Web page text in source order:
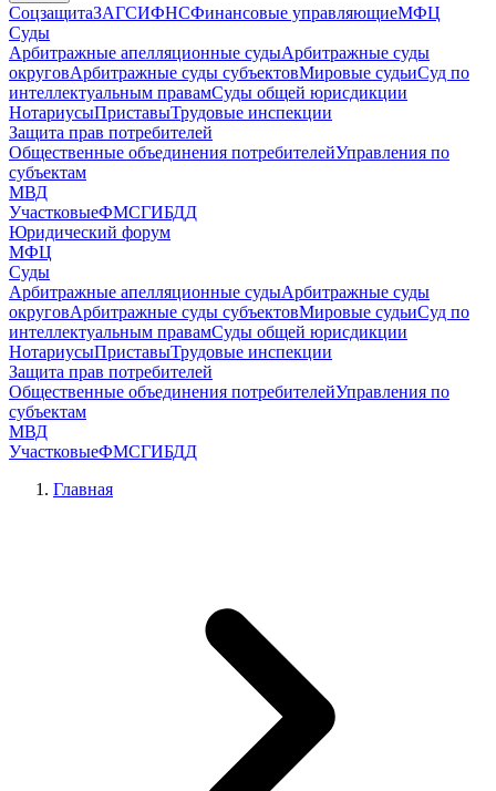
СоцзащитаЗАГСИФНСФинансовые управляющиеМФЦ
Суды
Арбитражные апелляционные судыАрбитражные суды
округовАрбитражные суды субъектовМировые судьиСуд по
интеллектуальным правамСуды общей юрисдикции
НотариусыПриставыТрудовые инспекции
Защита прав потребителей
Общественные объединения потребителейУправления по
субъектам
МВД
УчастковыеФМСГИБДД
Юридический форум
МФЦ
Суды
Арбитражные апелляционные судыАрбитражные суды
округовАрбитражные суды субъектовМировые судьиСуд по
интеллектуальным правамСуды общей юрисдикции
НотариусыПриставыТрудовые инспекции
Защита прав потребителей
Общественные объединения потребителейУправления по
субъектам
МВД
УчастковыеФМСГИБДД
Главная